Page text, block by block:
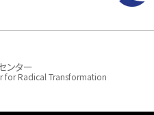
ンター
for Radical Transformation